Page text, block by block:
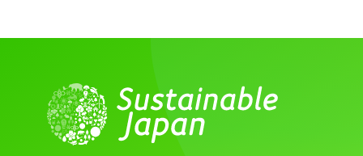
記事をお気に入りに
ログインが必